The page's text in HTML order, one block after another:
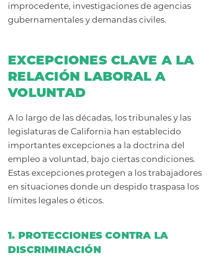
improcedente, investigaciones de agencias
gubernamentales y demandas civiles.
EXCEPCIONES CLAVE A LA
RELACIÓN LABORAL A
VOLUNTAD
A lo largo de las décadas, los tribunales y las
legislaturas de California han establecido
importantes excepciones a la doctrina del
empleo a voluntad, bajo ciertas condiciones.
Estas excepciones protegen a los trabajadores
en situaciones donde un despido traspasa los
límites legales o éticos.
1. PROTECCIONES CONTRA LA
DISCRIMINACIÓN